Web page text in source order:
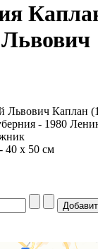
Львович Каплан
- 1980
40 х 50 см